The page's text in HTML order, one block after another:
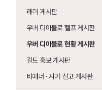
래더 게시판
우버 디아블로 헬프 게시판
우버 디아블로 현황 게시판
길드 홍보 게시판
비매너 · 사기 신고 게시판